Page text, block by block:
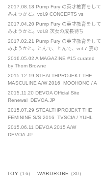
に手を出す。
2017.08.18 Pump Fury の英才教育をして
みようかと。vol.9 CONCEPTS vs
CHANEL
2017.04.20 Pump Fury の英才教育をして
みようかと。vol.8 次女の成長待ち
2017.02.21 Pump Fury の英才教育をして
みようかと。とんで、とんで、vol.7 妻の
催促
2016.05.02 A MAGAZINE #15 curated
by Thom Browne
2015.12.19 STEALTHPROJEKT THE
MASCULINE A/W 2016 MOOHONG / A
NEW CROSS / III-0-III / TACET
2015.11.20 DEVOA Official Site
Renewal DEVOA.JP
2015.07.29 STEALTHPROJEKT THE
FEMININE S/S 2016 TVSCIA / YUHL
JUNG / MOOHONG / SID NEIGUM / III-0-
III
2015.06.11 DEVOA 2015 A/W
DEVOA.JP
VLADES / A NEW CROSS / MOOHONG /
TOY (16) WARDROBE (30)